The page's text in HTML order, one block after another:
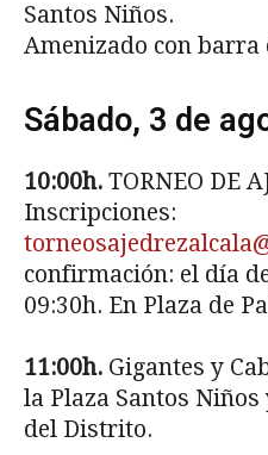
Santos Niños.
Amenizado con barra
Sábado, 3 de
10:00h. TORNEO DE
Inscripciones:
confirmación: el día
09:30h. En Plaza de
11:00h. Gigantes y
la Plaza Santos
del Distrito.